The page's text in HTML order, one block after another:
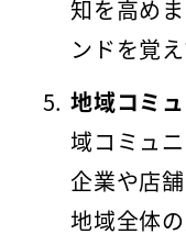
知を高め
ンドを覚
地域コミ
域コミュ
企業や店
地域全体